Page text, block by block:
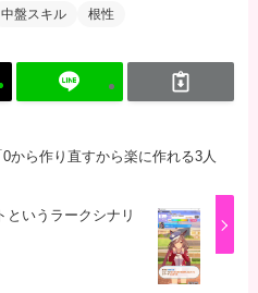
中盤スキル 根性
0から作り直すから楽に作れる3人
というラークシナリ